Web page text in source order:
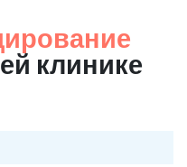
клинике